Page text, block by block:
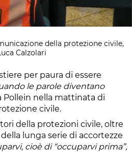
della protezione civile,
Calzolari
per paura di essere
le parole diventano
Pollein nella mattinata di
civile.
della protezioni civile, oltre
lunga serie di accortezze
cioè di “occuparvi prima”,